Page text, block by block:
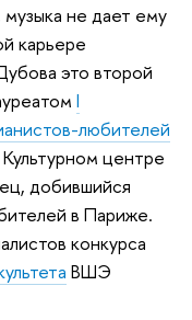
не дает ему
карьере
это второй
I
любителей
центре
добившийся
в Париже.
конкурса
ВШЭ